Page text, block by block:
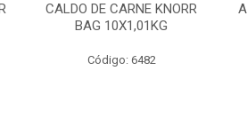
AMIDO DE MILHO MAIZENA
20X1KG
Código: 6492